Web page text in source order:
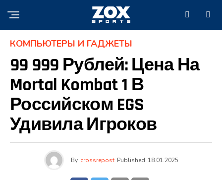
КОМПЬЮТЕРЫ И ГАДЖЕТЫ
99 999 Рублей: Цена На
Mortal Kombat 1 В
Российском EGS
Удивила Игроков
By crossrepost Published 18.01.2025